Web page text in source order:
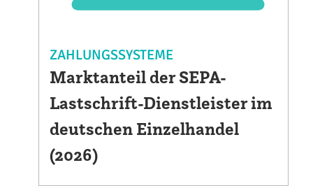
ZAHLUNGSSYSTEME
Marktanteil der SEPA-
Lastschrift-Dienstleister im
deutschen Einzelhandel
(2026)